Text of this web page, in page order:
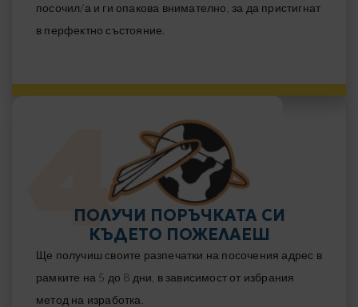
посочил/а и ги опакова внимателно, за да пристигнат
в перфектно състояние.
ПОЛУЧИ ПОРЪЧКАТА СИ
КЪДЕТО ПОЖЕЛАЕШ
Ще получиш своите разпечатки на посочения адрес в
рамките на 5 до 8 дни, в зависимост от избрания
метод на изработка.